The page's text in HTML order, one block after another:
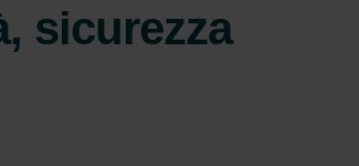
sicurezza